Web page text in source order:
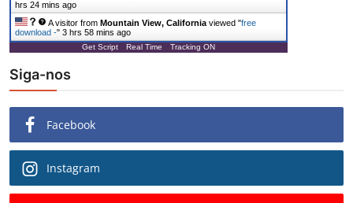
hrs 24 mins ago
A visitor from Mountain View, California viewed "free
download -" 3 hrs 58 mins ago
Get Script Real Time Tracking ON
Siga-nos
Facebook
Instagram